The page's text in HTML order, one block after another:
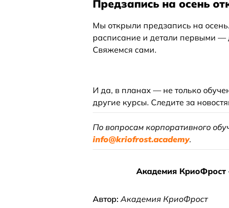
Предзапись на осень
Мы открыли предзапись на осень.
расписание и детали первыми —
Свяжемся сами.
И да, в планах — не только
другие курсы. Следите за
По вопросам корпоративного
info@kriofrost.academy.
Академия КриоФрост
Автор: Академия КриоФрост